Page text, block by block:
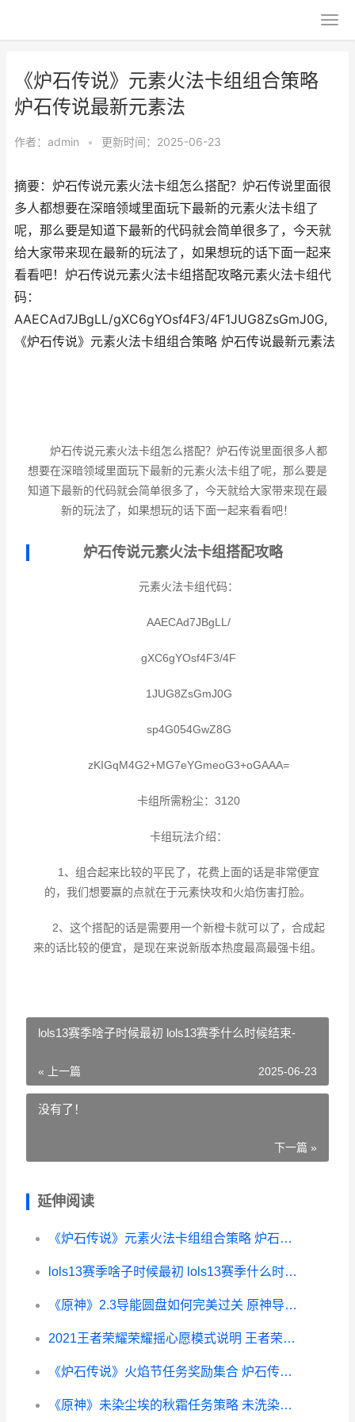
《炉石传说》元素火法卡组组合策略
炉石传说最新元素法
作者： admin • 更新时间：2025-06-23
摘要：炉石传说元素火法卡组怎么搭配？炉石传说里面很
多人都想要在深暗领域里面玩下最新的元素火法卡组了
呢，那么要是知道下最新的代码就会简单很多了，今天就
给大家带来现在最新的玩法了，如果想玩的话下面一起来
看看吧！炉石传说元素火法卡组搭配攻略元素火法卡组代
码：
AAECAd7JBgLL/gXC6gYOsf4F3/4F1JUG8ZsGmJ0G,
《炉石传说》元素火法卡组组合策略 炉石传说最新元素法
炉石传说元素火法卡组怎么搭配？炉石传说里面很多人都
想要在深暗领域里面玩下最新的元素火法卡组了呢，那么要是
知道下最新的代码就会简单很多了，今天就给大家带来现在最
新的玩法了，如果想玩的话下面一起来看看吧！
炉石传说元素火法卡组搭配攻略
元素火法卡组代码：
AAECAd7JBgLL/
gXC6gYOsf4F3/4F
1JUG8ZsGmJ0G
sp4G054GwZ8G
zKIGqM4G2+MG7eYGmeoG3+oGAAA=
卡组所需粉尘：3120
卡组玩法介绍：
1、组合起来比较的平民了，花费上面的话是非常便宜
的，我们想要赢的点就在于元素快攻和火焰伤害打脸。
2、这个搭配的话是需要用一个新橙卡就可以了，合成起
来的话比较的便宜，是现在来说新版本热度最高最强卡组。
lols13赛季啥子时候最初 lols13赛季什么时候结束-
« 上一篇 2025-06-23
没有了！
下一篇 »
延伸阅读
《炉石传说》元素火法卡组组合策略 炉石传说最新元素法
lols13赛季啥子时候最初 lols13赛季什么时候结束-
《原神》2.3导能圆盘如何完美过关 原神导能原盘难度
2021王者荣耀荣耀摇心愿模式说明 王者荣耀21年
《炉石传说》火焰节任务奖励集合 炉石传说火山喷发怎么按
《原神》未染尘埃的秋霜任务策略 未洗染尘缨